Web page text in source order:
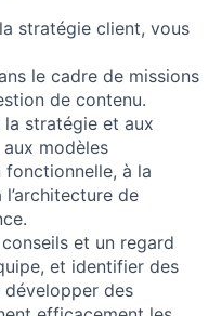
stratégie client, vous
le cadre de missions
de contenu.
la stratégie et aux
modèles
à la
de
et un regard
et identifier des
des